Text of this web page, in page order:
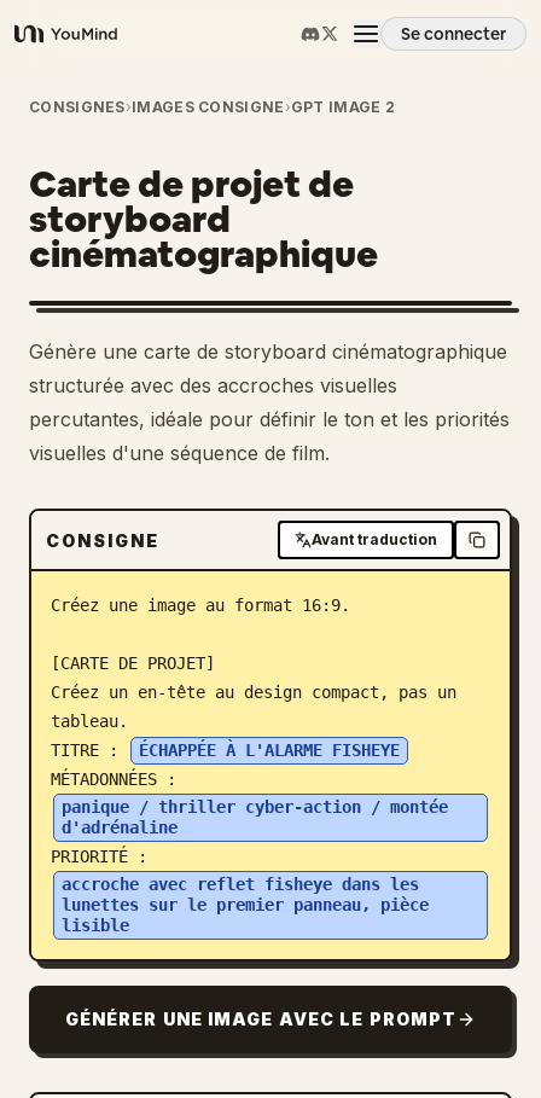
YouMind
Se connecter
Aperçu
Cas d'usage
Compétences
Invites
Tarifs
Blog
Mises à jour
CONSIGNES›IMAGES CONSIGNE ›GPT IMAGE 2
Carte de projet de
storyboard
cinématographique
Génère une carte de storyboard cinématographique
structurée avec des accroches visuelles
percutantes, idéale pour définir le ton et les priorités
visuelles d'une séquence de film.
CONSIGNE Avant traduction
Créez une image au format 16:9.
[CARTE DE PROJET]
Créez un en-tête au design compact, pas un
tableau.
TITRE :
ÉCHAPPÉE À L'ALARME FISHEYE
MÉTADONNÉES :
panique / thriller cyber-action / montée
d'adrénaline
PRIORITÉ :
accroche avec reflet fisheye dans les
lunettes sur le premier panneau, pièce
lisible
GÉNÉRER UNE IMAGE AVEC LE PROMPT